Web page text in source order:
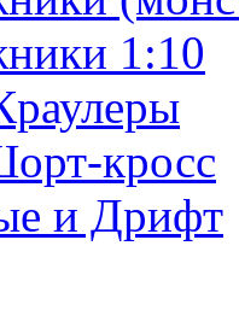
1:10
кросс
и Дрифт